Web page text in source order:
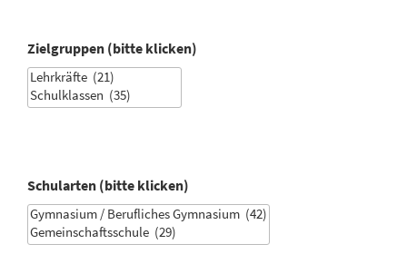
Zielgruppen (bitte klicken)
Schularten (bitte klicken)